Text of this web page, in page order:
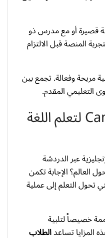
قصيرة أو مع مدرس ذو
المنصة قبل الالتزام
مريحة وفعالة. تجمع بين
التعليمي المقدم.
مزايا استخدام Cambly لتعلم اللغة
عبر الدردشة
العالم؟ الإجابة تكمن
تحول التعلم إلى عملية
خصيصاً لتلبية
المزايا تساعدالطلاب